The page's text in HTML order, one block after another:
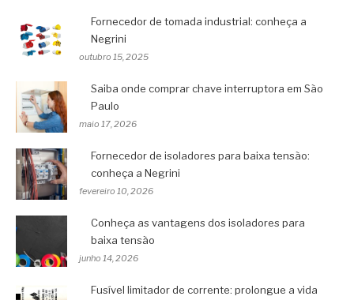
Fornecedor de tomada industrial: conheça a
Negrini
outubro 15, 2025
Saiba onde comprar chave interruptora em São
Paulo
maio 17, 2026
Fornecedor de isoladores para baixa tensão:
conheça a Negrini
fevereiro 10, 2026
Conheça as vantagens dos isoladores para
baixa tensão
junho 14, 2026
Fusível limitador de corrente: prolongue a vida